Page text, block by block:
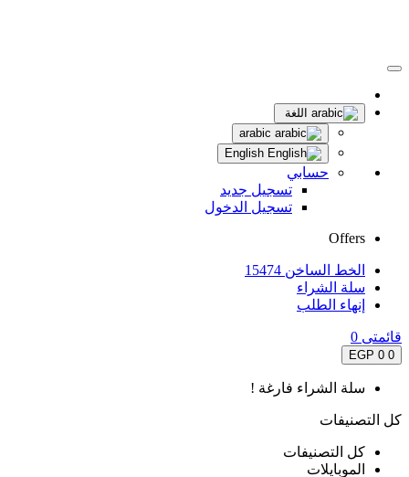
اللغة
حسابي
تسجيل جديد
تسجيل الدخول
Offers
الخط الساخن 15474
سلة الشراء
إنهاء الطلب
قائمتى 0
0
0 EGP
سلة الشراء فارغة !
كل التصنيفات
كل التصنيفات
الموبايلات